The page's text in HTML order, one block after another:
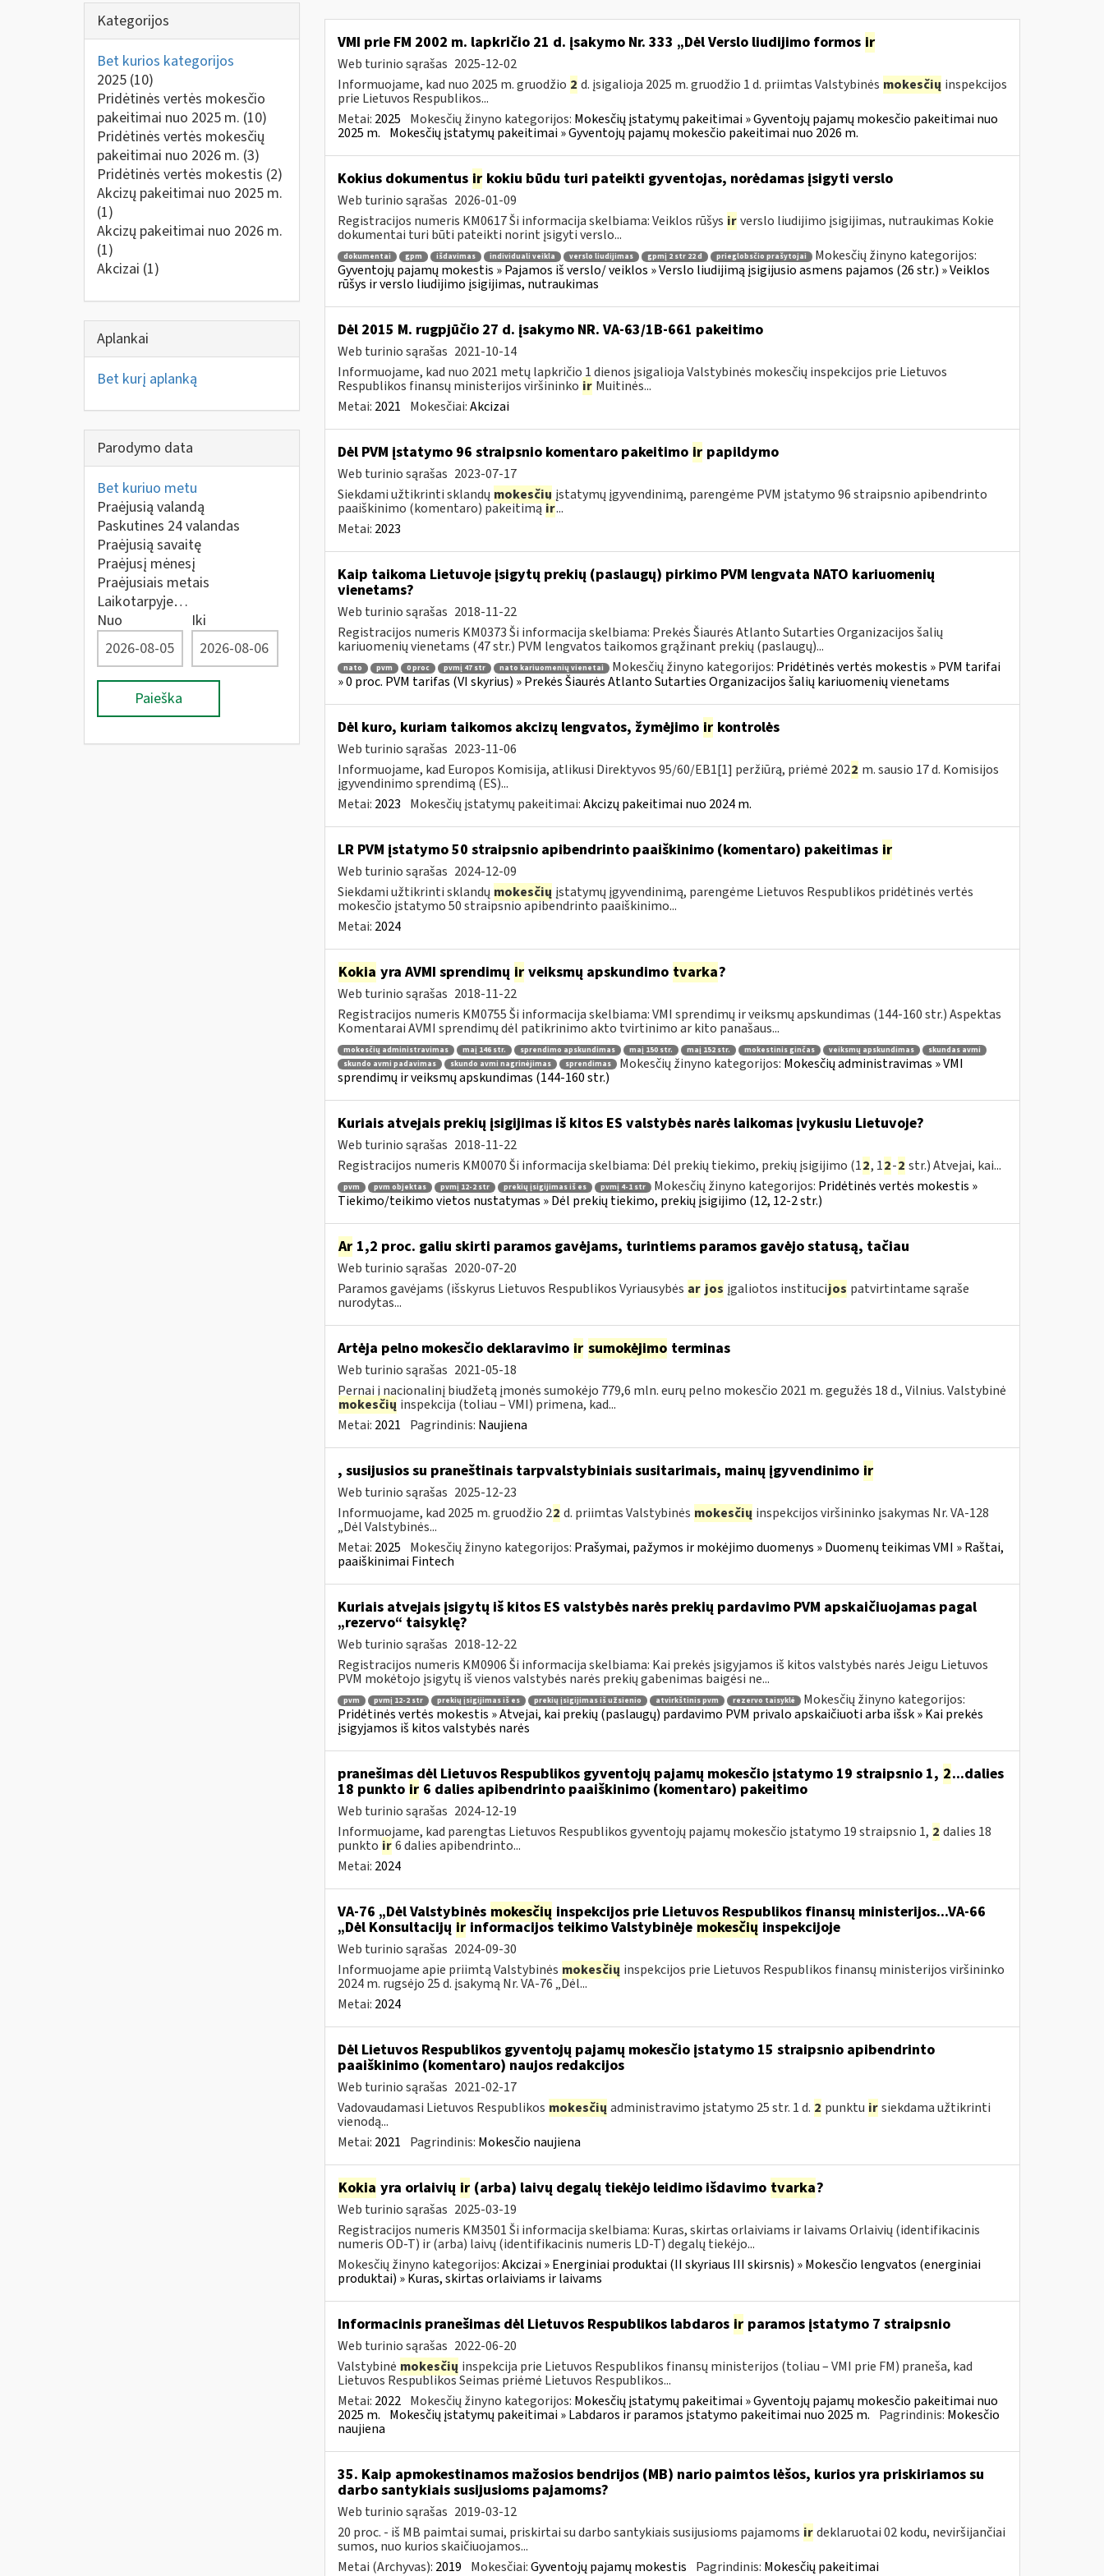
Kategorijos
Bet kurios kategorijos
2025 (10)
Pridėtinės vertės mokesčio
pakeitimai nuo 2025 m. (10)
Pridėtinės vertės mokesčių
pakeitimai nuo 2026 m. (3)
Pridėtinės vertės mokestis (2)
Akcizų pakeitimai nuo 2025 m.
(1)
Akcizų pakeitimai nuo 2026 m.
(1)
Akcizai (1)
Aplankai
Bet kurį aplanką
Parodymo data
Bet kuriuo metu
Praėjusią valandą
Paskutines 24 valandas
Praėjusią savaitę
Praėjusį mėnesį
Praėjusiais metais
Laikotarpyje…
Nuo
Iki
Paieška
VMI prie FM 2002 m. lapkričio 21 d. įsakymo Nr. 333 „Dėl Verslo liudijimo formos ir
Web turinio sąrašas 2025-12-02
Informuojame, kad nuo 2025 m. gruodžio 2 d. įsigalioja 2025 m. gruodžio 1 d. priimtas Valstybinės mokesčių inspekcijos
prie Lietuvos Respublikos...
Metai: 2025 Mokesčių žinyno kategorijos: Mokesčių įstatymų pakeitimai » Gyventojų pajamų mokesčio pakeitimai nuo
2025 m. Mokesčių įstatymų pakeitimai » Gyventojų pajamų mokesčio pakeitimai nuo 2026 m.
Kokius dokumentus irkokiu būdu turi pateikti gyventojas, norėdamas įsigyti verslo
Web turinio sąrašas 2026-01-09
Registracijos numeris KM0617 Ši informacija skelbiama: Veiklos rūšys ir verslo liudijimo įsigijimas, nutraukimas Kokie
dokumentai turi būti pateikti norint įsigyti verslo...
dokumentai gpm išdavimas individuali veikla verslo liudijimas gpmį 2 str 22 d prieglobsčio prašytojai
Mokesčių žinyno kategorijos:
Gyventojų pajamų mokestis » Pajamos iš verslo/ veiklos » Verslo liudijimą įsigijusio asmens pajamos (26 str.) » Veiklos
rūšys ir verslo liudijimo įsigijimas, nutraukimas
Dėl 2015 M. rugpjūčio 27 d. įsakymo NR. VA-63/1B-661 pakeitimo
Web turinio sąrašas 2021-10-14
Informuojame, kad nuo 2021 metų lapkričio 1 dienos įsigalioja Valstybinės mokesčių inspekcijos prie Lietuvos
Respublikos finansų ministerijos viršininko ir Muitinės...
Metai: 2021 Mokesčiai:Akcizai
Dėl PVM įstatymo 96 straipsnio komentaro pakeitimo irpapildymo
Web turinio sąrašas 2023-07-17
Siekdami užtikrinti sklandų mokesčių įstatymų įgyvendinimą, parengėme PVM įstatymo 96 straipsnio apibendrinto
paaiškinimo (komentaro) pakeitimąir...
Metai: 2023
Kaip taikoma Lietuvoje įsigytų prekių (paslaugų) pirkimo PVM lengvata NATO kariuomenių
vienetams?
Web turinio sąrašas 2018-11-22
Registracijos numeris KM0373 Ši informacija skelbiama: Prekės Šiaurės Atlanto Sutarties Organizacijos šalių
kariuomenių vienetams (47 str.) PVM lengvatos taikomos grąžinant prekių (paslaugų)...
nato pvm 0 proc pvmį 47 str nato kariuomenių vienetai Mokesčių žinyno kategorijos: Pridėtinės vertės mokestis » PVM tarifai
» 0 proc. PVM tarifas (VI skyrius) » Prekės Šiaurės Atlanto Sutarties Organizacijos šalių kariuomenių vienetams
Dėl kuro, kuriam taikomos akcizų lengvatos, žymėjimo irkontrolės
Web turinio sąrašas 2023-11-06
Informuojame, kad Europos Komisija, atlikusi Direktyvos 95/60/EB1[1] peržiūrą, priėmė 2022 m. sausio 17 d. Komisijos
įgyvendinimo sprendimą (ES)...
Metai: 2023 Mokesčių įstatymų pakeitimai:Akcizų pakeitimai nuo 2024 m.
LR PVM įstatymo 50 straipsnio apibendrinto paaiškinimo (komentaro) pakeitimas ir
Web turinio sąrašas 2024-12-09
Siekdami užtikrinti sklandų mokesčių įstatymų įgyvendinimą, parengėme Lietuvos Respublikos pridėtinės vertės
mokesčio įstatymo 50 straipsnio apibendrinto paaiškinimo...
Metai: 2024
Kokia yra AVMI sprendimų irveiksmų apskundimo tvarka?
Web turinio sąrašas 2018-11-22
Registracijos numeris KM0755 Ši informacija skelbiama: VMI sprendimų ir veiksmų apskundimas (144-160 str.) Aspektas
Komentarai AVMI sprendimų dėl patikrinimo akto tvirtinimo ar kito panašaus...
mokesčių administravimas maį 146 str. sprendimo apskundimas maį 150 str. maį 152 str. mokestinis ginčas veiksmų apskundimas
skundas avmi
skundo avmi padavimas
skundo avmi nagrinėjimas sprendimas Mokesčių žinyno kategorijos: Mokesčių administravimas » VMI
sprendimų ir veiksmų apskundimas (144-160 str.)
Kuriais atvejais prekių įsigijimas iš kitos ES valstybės narės laikomas įvykusiu Lietuvoje?
Web turinio sąrašas 2018-11-22
Registracijos numeris KM0070 Ši informacija skelbiama: Dėl prekių tiekimo, prekių įsigijimo (12, 12-2 str.) Atvejai, kai...
pvm pvm objektas pvmį 12-2 str prekių įsigijimas iš es pvmį 4-1 str Mokesčių žinyno kategorijos: Pridėtinės vertės mokestis »
Tiekimo/teikimo vietos nustatymas » Dėl prekių tiekimo, prekių įsigijimo (12, 12-2 str.)
Ar1,2 proc. galiu skirti paramos gavėjams, turintiems paramos gavėjo statusą, tačiau
Web turinio sąrašas 2020-07-20
Paramos gavėjams (išskyrus Lietuvos Respublikos Vyriausybės ar jos įgaliotos institucijos patvirtintame sąraše
nurodytas...
Artėja pelno mokesčio deklaravimo ir sumokėjimo terminas
Web turinio sąrašas 2021-05-18
Pernai į nacionalinį biudžetą įmonės sumokėjo 779,6 mln. eurų pelno mokesčio 2021 m. gegužės 18 d., Vilnius. Valstybinė
mokesčių inspekcija (toliau – VMI) primena, kad...
Metai: 2021 Pagrindinis: Naujiena
, susijusios su praneštinais tarpvalstybiniais susitarimais, mainų įgyvendinimo ir
Web turinio sąrašas 2025-12-23
Informuojame, kad 2025 m. gruodžio 22 d. priimtas Valstybinės mokesčių inspekcijos viršininko įsakymas Nr. VA-128
„Dėl Valstybinės...
Metai: 2025 Mokesčių žinyno kategorijos: Prašymai, pažymos ir mokėjimo duomenys » Duomenų teikimas VMI » Raštai,
paaiškinimai Fintech
Kuriais atvejais įsigytų iš kitos ES valstybės narės prekių pardavimo PVM apskaičiuojamas pagal
„rezervo“ taisyklę?
Web turinio sąrašas 2018-12-22
Registracijos numeris KM0906 Ši informacija skelbiama: Kai prekės įsigyjamos iš kitos valstybės narės Jeigu Lietuvos
PVM mokėtojo įsigytų iš vienos valstybės narės prekių gabenimas baigėsi ne...
pvm pvmį 12-2 str prekių įsigijimas iš es prekių įsigijimas iš užsienio atvirkštinis pvm rezervo taisyklė
Mokesčių žinyno kategorijos:
Pridėtinės vertės mokestis » Atvejai, kai prekių (paslaugų) pardavimo PVM privalo apskaičiuoti arba išsk » Kai prekės
įsigyjamos iš kitos valstybės narės
pranešimas dėl Lietuvos Respublikos gyventojų pajamų mokesčio įstatymo 19 straipsnio 1, 2...dalies
18 punkto ir6 dalies apibendrinto paaiškinimo (komentaro) pakeitimo
Web turinio sąrašas 2024-12-19
Informuojame, kad parengtas Lietuvos Respublikos gyventojų pajamų mokesčio įstatymo 19 straipsnio 1, 2 dalies 18
punkto ir 6 dalies apibendrinto...
Metai: 2024
VA-76 „Dėl Valstybinės mokesčių inspekcijos prie Lietuvos Respublikos finansų ministerijos...VA-66
„Dėl Konsultacijų irinformacijos teikimo Valstybinėje mokesčių inspekcijoje
Web turinio sąrašas 2024-09-30
Informuojame apie priimtą Valstybinės mokesčių inspekcijos prie Lietuvos Respublikos finansų ministerijos viršininko
2024 m. rugsėjo 25 d. įsakymą Nr. VA-76 „Dėl...
Metai: 2024
Dėl Lietuvos Respublikos gyventojų pajamų mokesčio įstatymo 15 straipsnio apibendrinto
paaiškinimo (komentaro) naujos redakcijos
Web turinio sąrašas 2021-02-17
Vadovaudamasi Lietuvos Respublikos mokesčių administravimo įstatymo 25 str. 1 d. 2 punktu ir siekdama užtikrinti
vienodą...
Metai: 2021 Pagrindinis: Mokesčio naujiena
Kokia yra orlaivių ir(arba) laivų degalų tiekėjo leidimo išdavimo tvarka?
Web turinio sąrašas 2025-03-19
Registracijos numeris KM3501 Ši informacija skelbiama: Kuras, skirtas orlaiviams ir laivams Orlaivių (identifikacinis
numeris OD-T) ir (arba) laivų (identifikacinis numeris LD-T) degalų tiekėjo...
Mokesčių žinyno kategorijos:Akcizai » Energiniai produktai (II skyriaus III skirsnis) » Mokesčio lengvatos (energiniai
produktai) » Kuras, skirtas orlaiviams ir laivams
Informacinis pranešimas dėl Lietuvos Respublikos labdaros irparamos įstatymo 7 straipsnio
Web turinio sąrašas 2022-06-20
Valstybinė mokesčių inspekcija prie Lietuvos Respublikos finansų ministerijos (toliau – VMI prie FM) praneša, kad
Lietuvos Respublikos Seimas priėmė Lietuvos Respublikos...
Metai: 2022 Mokesčių žinyno kategorijos: Mokesčių įstatymų pakeitimai » Gyventojų pajamų mokesčio pakeitimai nuo
2025 m. Mokesčių įstatymų pakeitimai » Labdaros ir paramos įstatymo pakeitimai nuo 2025 m. Pagrindinis: Mokesčio
naujiena
35. Kaip apmokestinamos mažosios bendrijos (MB) nario paimtos lėšos, kurios yra priskiriamos su
darbo santykiais susijusioms pajamoms?
Web turinio sąrašas 2019-03-12
20 proc. - iš MB paimtai sumai, priskirtai su darbo santykiais susijusioms pajamoms ir deklaruotai 02 kodu, neviršijančiai
sumos, nuo kurios skaičiuojamos...
Metai (Archyvas): 2019 Mokesčiai:Gyventojų pajamų mokestis Pagrindinis: Mokesčių pakeitimai